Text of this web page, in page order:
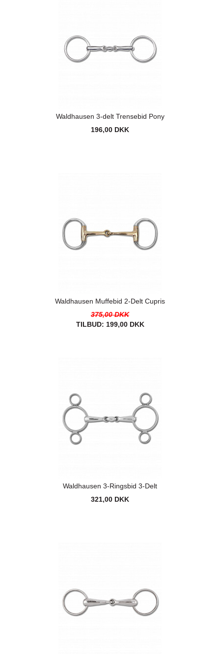
Waldhausen 3-delt Trensebid Pony
196,00 DKK
Waldhausen Muffebid 2-Delt Cupris
375,00 DKK
TILBUD: 199,00 DKK
Waldhausen 3-Ringsbid 3-Delt
321,00 DKK